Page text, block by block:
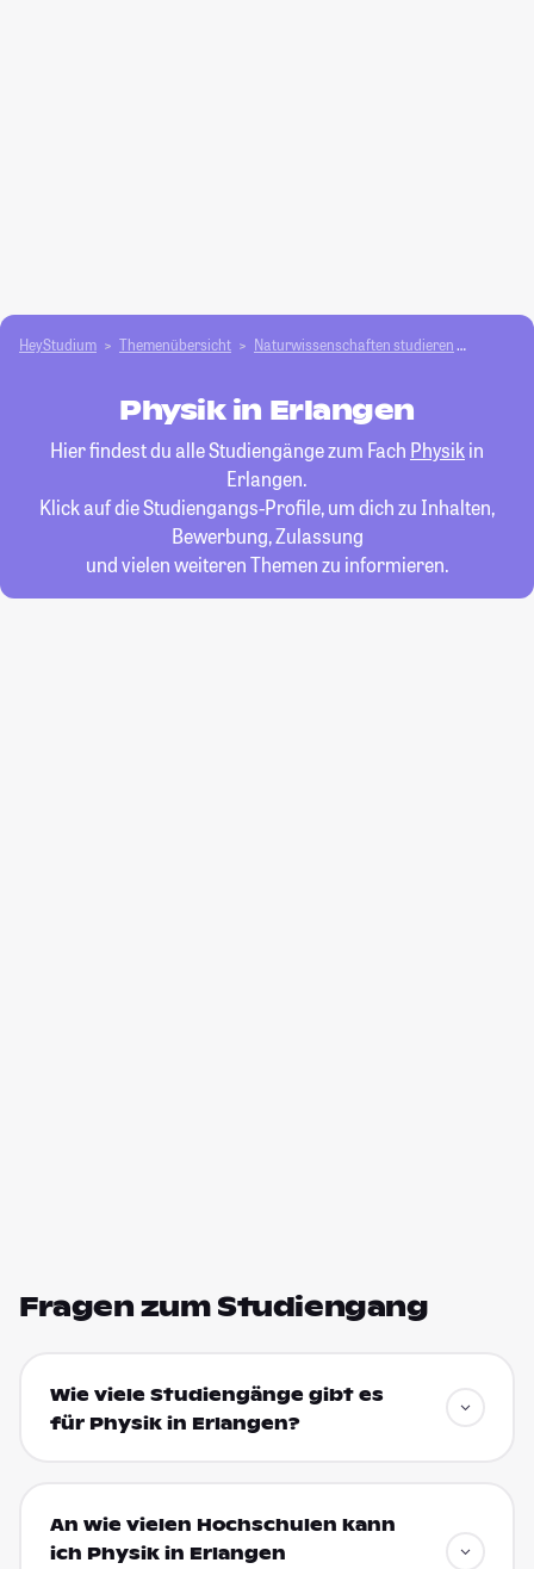
HeyStudium Themenübersicht Natur­wissenschaften studieren
Physik in Erlangen
Hier findest du alle Studiengänge zum Fach Physikin
Erlangen.
Klick auf die Studiengangs-Profile, um dich zu Inhalten,
Bewerbung, Zulassung
und vielen weiteren Themen zu informieren.
Fragen zum Studiengang
Wie viele Studiengänge gibt es
für Physik in Erlangen?
An wie vielen Hochschulen kann
ich Physik in Erlangen